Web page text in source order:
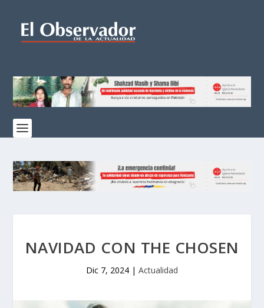
NAVIDAD CON THE CHOSEN
Dic 7, 2024 | Actualidad